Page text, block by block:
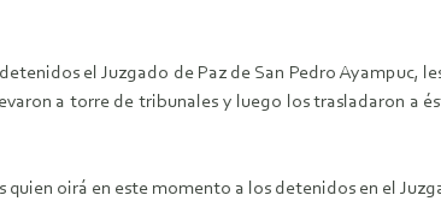
el Juzgado de Paz de San Pedro
a torre de tribunales y luego los trasladaron a
quien oirá en este momento a los detenidos en el